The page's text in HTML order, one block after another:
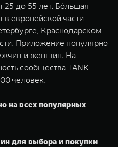
25 до 55 лет. Бóльшая
в европейской части
Краснодарском
Приложение популярно
и женщин. На
сообщества TANK
человек.
на всех популярных
для выбора и покупки